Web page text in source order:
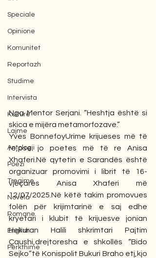
Speciale
Opinione
Komunitet
Reportazh
Studime
Intervista
Kulturë
Lajme
Antologji
Poezi
Tregime
Novela
Romane
English
Përkthime
Nga Mentor Serjani. “Heshtja është si
skica e mijëra metamorfozave.”
Yves BonnefoyUrime krijueses më të
re,pse jo poetes më të re Anisa
Xhaferi.Në qytetin e Sarandës është
organizuar promovimi i librit të 16-
vjeçares Anisa Xhaferi më
12/07/2025.Në këtë takim promovues
folën për krijimtarinë e saj edhe
kryetari i klubit të krijuesve jonian
Hekuran Halili shkrimtari Pajtim
Çaushi,drejtoresha e shkollës “Bido
Sejko”të Konispolit Bukuri Braho etj,kjo